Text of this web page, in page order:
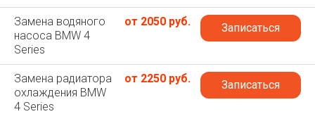
Замена водяного
насоса BMW 4
Series
от 2050 руб. Записаться
Замена радиатора
охлаждения BMW
4 Series
от 2250 руб. Записаться